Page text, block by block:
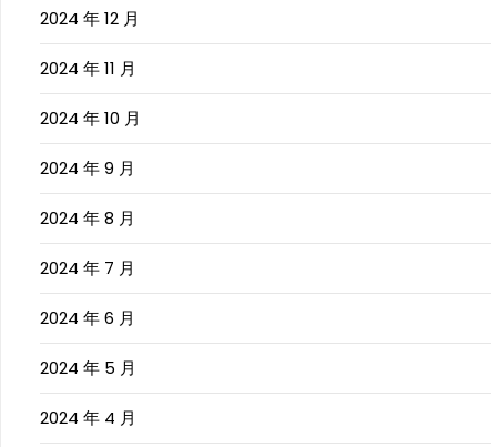
2024 年 12 月
2024 年 11 月
2024 年 10 月
2024 年 9 月
2024 年 8 月
2024 年 7 月
2024 年 6 月
2024 年 5 月
2024 年 4 月